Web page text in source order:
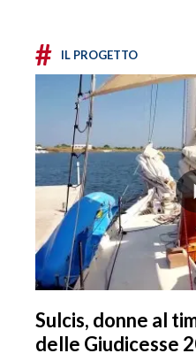
# IL PROGETTO
Sulcis, donne al
delle Giudicesse